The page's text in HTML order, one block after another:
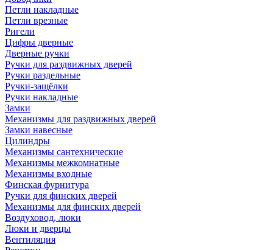
Петли накладные
Петли врезные
Ригели
Цифры дверные
Дверные ручки
Ручки для раздвижных дверей
Ручки раздельные
Ручки-защёлки
Ручки накладные
Замки
Механизмы для раздвижных дверей
Замки навесные
Цилиндры
Механизмы сантехнические
Механизмы межкомнатные
Механизмы входные
Финская фурнитура
Ручки для финских дверей
Механизмы для финских дверей
Воздуховод, люки
Люки и дверцы
Вентиляция